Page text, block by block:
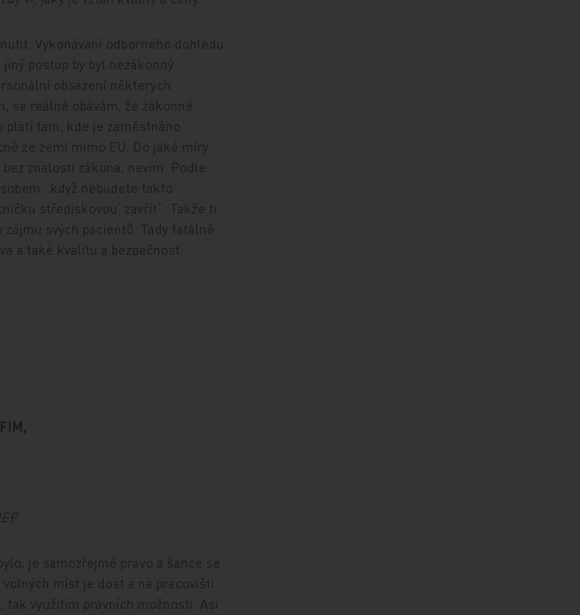
Vykonávání odborného dohledu
postup by byl nezákonný.
obsazení některých
se reálně obávám, že zákonné
platí tam, kde je zaměstnáno
ze zemí mimo EU. Do jaké míry
znalosti zákona, nevím. Podle
„když nebudete takto
střediskovou‘ zavřít“. Takže ti
svých pacientů. Tady fatálně
a také kvalitu a bezpečnost
je samozřejmě právo a šance se
míst je dost a na pracovišti
využitím právních možností. Asi